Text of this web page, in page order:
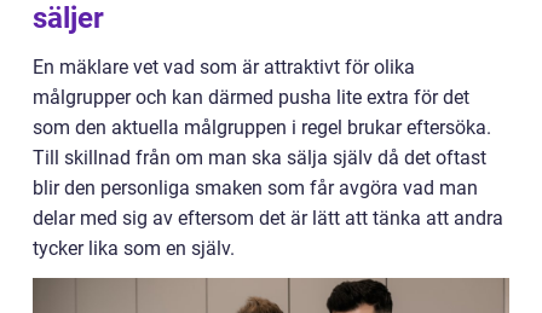
säljer
En mäklare vet vad som är attraktivt för olika
målgrupper och kan därmed pusha lite extra för det
som den aktuella målgruppen i regel brukar eftersöka.
Till skillnad från om man ska sälja själv då det oftast
blir den personliga smaken som får avgöra vad man
delar med sig av eftersom det är lätt att tänka att andra
tycker lika som en själv.